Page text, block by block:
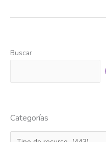
Buscar
Categorías